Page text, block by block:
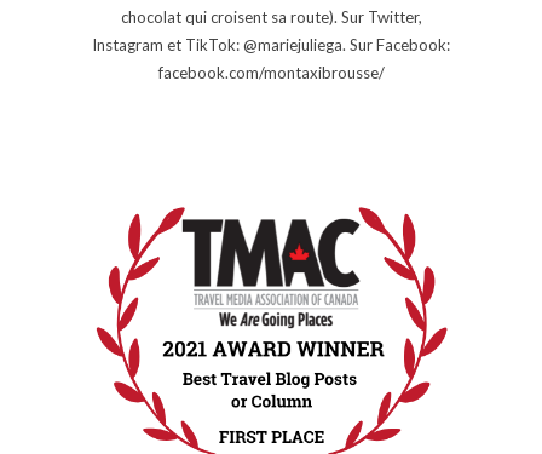
chocolat qui croisent sa route). Sur Twitter,
Instagram et TikTok: @mariejuliega. Sur Facebook:
facebook.com/montaxibrousse/